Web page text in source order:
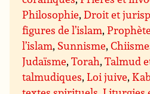
Philosophie,Droit et
figures de l’islam,
l’islam, Sunnisme,
Judaïsme,Torah,Talmud
talmudiques,Loi juive,